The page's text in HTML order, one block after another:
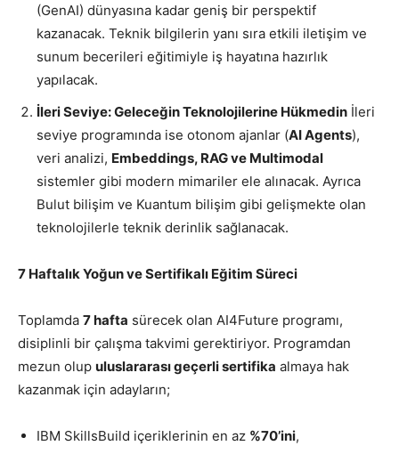
(GenAI) dünyasına kadar geniş bir perspektif
kazanacak. Teknik bilgilerin yanı sıra etkili iletişim ve
sunum becerileri eğitimiyle iş hayatına hazırlık
yapılacak.
İleri Seviye: Geleceğin Teknolojilerine Hükmedin İleri
seviye programında ise otonom ajanlar (AI Agents),
veri analizi, Embeddings, RAG ve Multimodal
sistemler gibi modern mimariler ele alınacak. Ayrıca
Bulut bilişim ve Kuantum bilişim gibi gelişmekte olan
teknolojilerle teknik derinlik sağlanacak.
7 Haftalık Yoğun ve Sertifikalı Eğitim Süreci
Toplamda 7 hafta sürecek olan AI4Future programı,
disiplinli bir çalışma takvimi gerektiriyor. Programdan
mezun olup uluslararası geçerli sertifika almaya hak
kazanmak için adayların;
IBM SkillsBuild içeriklerinin en az %70’ini,